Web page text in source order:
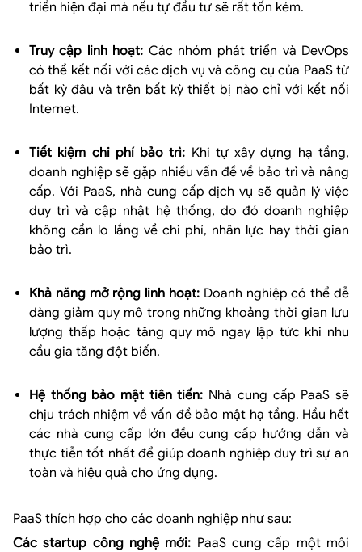
triển hiện đại mà nếu tự đầu tư sẽ rất tốn kém.
Truy cập linh hoạt: Các nhóm phát triển và DevOps
có thể kết nối với các dịch vụ và công cụ của PaaS từ
bất kỳ đâu và trên bất kỳ thiết bị nào chỉ với kết nối
Internet.
Tiết kiệm chi phí bảo trì: Khi tự xây dựng hạ tầng,
doanh nghiệp sẽ gặp nhiều vấn đề về bảo trì và nâng
cấp. Với PaaS, nhà cung cấp dịch vụ sẽ quản lý việc
duy trì và cập nhật hệ thống, do đó doanh nghiệp
không cần lo lắng về chi phí, nhân lực hay thời gian
bảo trì.
Khả năng mở rộng linh hoạt: Doanh nghiệp có thể dễ
dàng giảm quy mô trong những khoảng thời gian lưu
lượng thấp hoặc tăng quy mô ngay lập tức khi nhu
cầu gia tăng đột biến.
Hệ thống bảo mật tiên tiến: Nhà cung cấp PaaS sẽ
chịu trách nhiệm về vấn đề bảo mật hạ tầng. Hầu hết
các nhà cung cấp lớn đều cung cấp hướng dẫn và
thực tiễn tốt nhất để giúp doanh nghiệp duy trì sự an
toàn và hiệu quả cho ứng dụng.
PaaS thích hợp cho các doanh nghiệp như sau:
Các startup công nghệ mới: PaaS cung cấp một môi